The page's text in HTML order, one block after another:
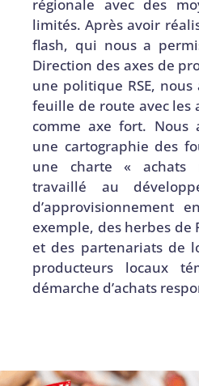
régionale avec des
limités. Après avoir
flash, qui nous a
Direction des axes de
une politique RSE,
feuille de route avec les
comme axe fort. Nous
une cartographie des
une charte « achats
travaillé au
d’approvisionnement
exemple, des herbes de
et des partenariats de
producteurs locaux
démarche d’achats